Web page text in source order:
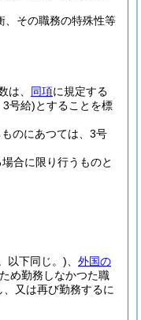
、その職務の特殊性等
は、 同項に規定する
3号給)とすることを標
のにあつては、3号
合に限り行うものと
以下同じ。)
外国の
め勤務しなかつた職
又は再び勤務するに